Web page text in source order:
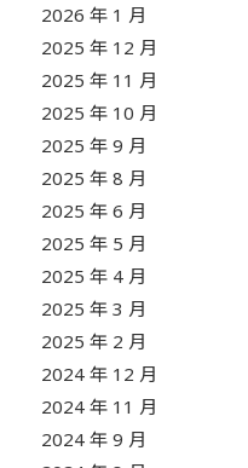
2026 年 1 月
2025 年 12 月
2025 年 11 月
2025 年 10 月
2025 年 9 月
2025 年 8 月
2025 年 6 月
2025 年 5 月
2025 年 4 月
2025 年 3 月
2025 年 2 月
2024 年 12 月
2024 年 11 月
2024 年 9 月